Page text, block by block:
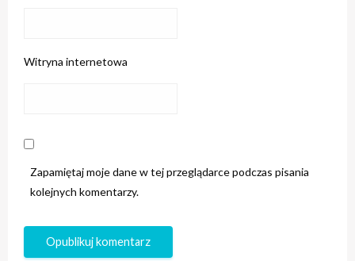
Witryna internetowa
Zapamiętaj moje dane w tej przeglądarce podczas pisania
kolejnych komentarzy.